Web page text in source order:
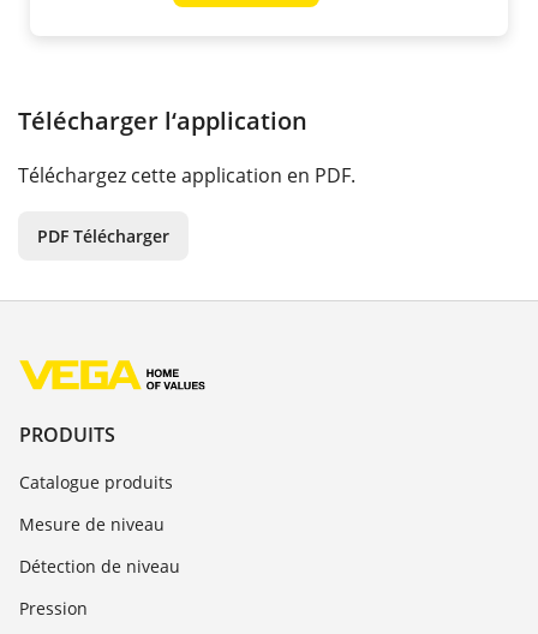
Télécharger l‘application
Téléchargez cette application en PDF.
PDF Télécharger
PRODUITS
Catalogue produits
Mesure de niveau
Détection de niveau
Pression